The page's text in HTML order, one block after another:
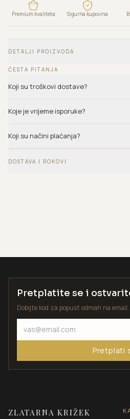
Premium kvaliteta Sigurna kupovina
DETALJI PROIZVODA
ČESTA PITANJA
Koji su troškovi dostave?
Koje je vrijeme isporuke?
Koji su načini plaćanja?
DOSTAVA I ROKOVI
Pretplatite se i
Dobijte kod za popust odmah na email.
Pretplati
ZLATARNA KRIŽEK